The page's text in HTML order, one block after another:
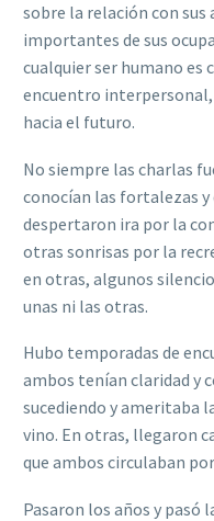
sobre la relación con
importantes de sus
cualquier ser humano es
encuentro
hacia el futuro.
No siempre las charlas
conocían las fortalezas y
despertaron ira por la
otras sonrisas por la
en otras, algunos
unas ni las otras.
Hubo temporadas de
ambos tenían claridad y
sucediendo y ameritaba
vino. En otras, llegaron
que ambos circulaban
Pasaron los años y pasó